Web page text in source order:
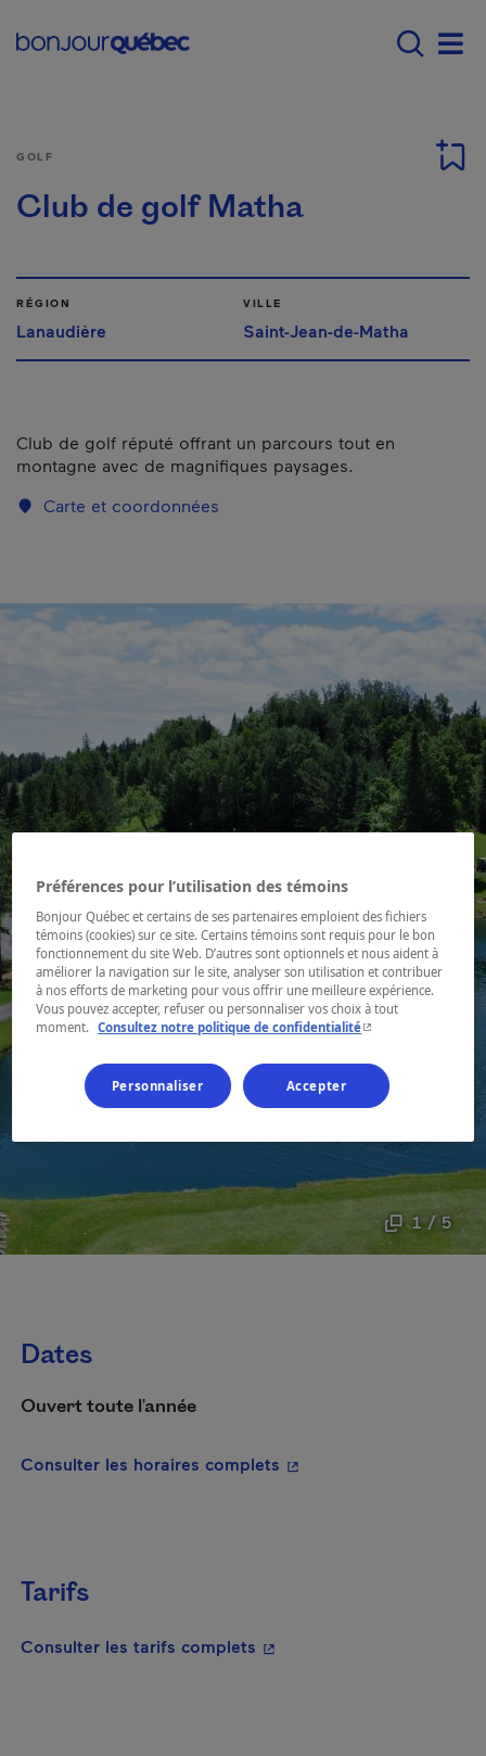
Main navigation -
1 / 5
GOLF
Club de golf Matha
RÉGION
Lanaudière
VILLE
Saint-Jean-de-Matha
Club de golf réputé offrant un parcours tout en
montagne avec de magnifiques paysages.
Carte et coordonnées
Dates
Ouvert toute l'année
Consulter les horaires complets - Cet hyperlien
Tarifs
Consulter les tarifs complets - Cet hyperlien s'ouvrira
Préférences pour l’utilisation des témoins
Bonjour Québec et certains de ses partenaires emploient des fichiers
témoins (cookies) sur ce site. Certains témoins sont requis pour le bon
fonctionnement du site Web. D’autres sont optionnels et nous aident à
améliorer la navigation sur le site, analyser son utilisation et contribuer
à nos efforts de marketing pour vous offrir une meilleure expérience.
Vous pouvez accepter, refuser ou personnaliser vos choix à tout
moment.
Consultez notre politique de confidentialité- Cet hyperlien
Personnaliser Accepter